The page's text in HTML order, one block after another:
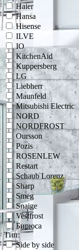
Haier
Hansa
Hisense
ILVE
IO
KitchenAid
Kuppersberg
LG
Liebherr
Maunfeld
Mitsubishi Electric
NORD
NORDFROST
Oursson
Pozis
ROSENLEW
Restart
Schaub Lorenz
Sharp
Smeg
Snaige
Vestfrost
Бирюса
Тип:
Side by side